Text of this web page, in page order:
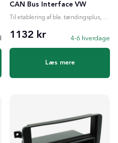
CAN Bus Interface VW
Til etablering af bla. tændingsplus, ratstyring etc.
1132 kr 4-6 hverdage
Læs mere